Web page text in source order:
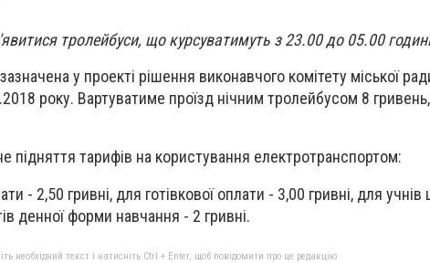
тролейбуси, що курсуватимуть з 23.00 до 05.00
у проекті рішення виконавчого комітету міської
року. Вартуватиме проїзд нічним тролейбусом 8
підняття тарифів на користування електротранспортом:
- 2,50 гривні, для готівкової оплати - 3,00 гривні, для учнів
денної форми навчання - 2 гривні.
необхідний текст і натисніть Ctrl + Enter, щоб повідомити про це редакцію